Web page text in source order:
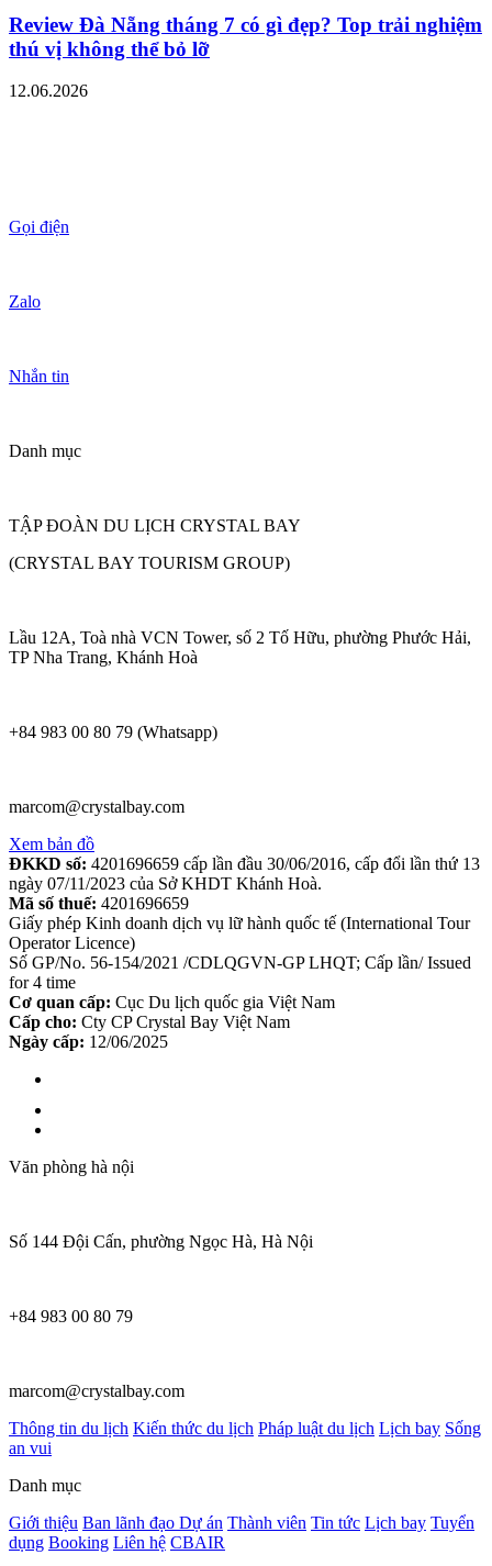
Review Đà Nẵng tháng 7 có gì đẹp? Top trải nghiệm
thú vị không thể bỏ lỡ
12.06.2026
Gọi điện
Zalo
Nhắn tin
Danh mục
TẬP ĐOÀN DU LỊCH CRYSTAL BAY
(CRYSTAL BAY TOURISM GROUP)
Lầu 12A, Toà nhà VCN Tower, số 2 Tố Hữu, phường Phước Hải,
TP Nha Trang, Khánh Hoà
+84 983 00 80 79 (Whatsapp)
marcom@crystalbay.com
Xem bản đồ
ĐKKD số: 4201696659 cấp lần đầu 30/06/2016, cấp đổi lần thứ 13
ngày 07/11/2023 của Sở KHDT Khánh Hoà.
Mã số thuế: 4201696659
Giấy phép Kinh doanh dịch vụ lữ hành quốc tế (International Tour
Operator Licence)
Số GP/No. 56-154/2021 /CDLQGVN-GP LHQT; Cấp lần/ Issued
for 4 time
Cơ quan cấp: Cục Du lịch quốc gia Việt Nam
Cấp cho: Cty CP Crystal Bay Việt Nam
Ngày cấp: 12/06/2025
Văn phòng hà nội
Số 144 Đội Cấn, phường Ngọc Hà, Hà Nội
+84 983 00 80 79
marcom@crystalbay.com
Thông tin du lịch Kiến thức du lịch Pháp luật du lịch Lịch bay Sống
an vui
Danh mục
Giới thiệu Ban lãnh đạo Dự án Thành viên Tin tức Lịch bay Tuyển
dụng Booking Liên hệ CBAIR